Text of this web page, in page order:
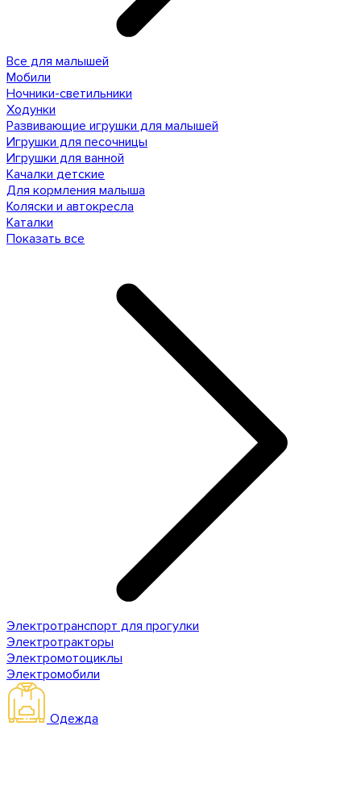
Все для малышей
Мобили
Ночники-светильники
Ходунки
Развивающие игрушки для малышей
Игрушки для песочницы
Игрушки для ванной
Качалки детские
Для кормления малыша
Коляски и автокресла
Каталки
Показать все
Электротранспорт для прогулки
Электротракторы
Электромотоциклы
Электромобили
Одежда